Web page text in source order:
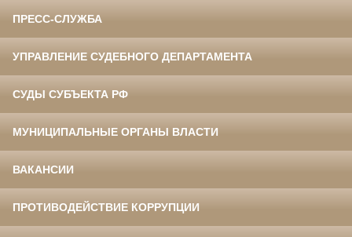
ПРЕСС-СЛУЖБА
УПРАВЛЕНИЕ СУДЕБНОГО ДЕПАРТАМЕНТА
СУДЫ СУБЪЕКТА РФ
МУНИЦИПАЛЬНЫЕ ОРГАНЫ ВЛАСТИ
ВАКАНСИИ
ПРОТИВОДЕЙСТВИЕ КОРРУПЦИИ